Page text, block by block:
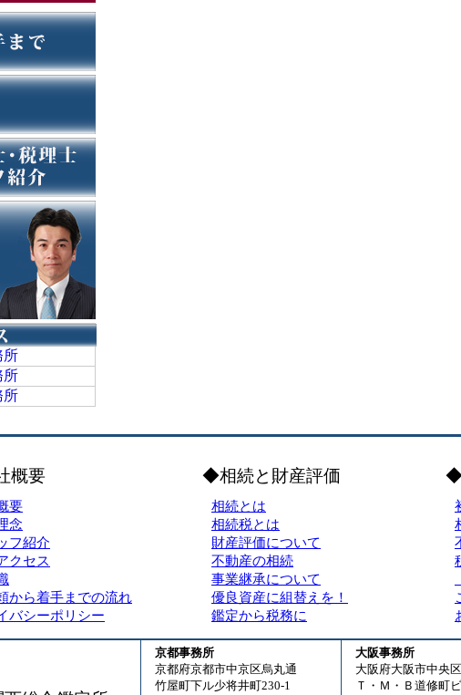
所
所
所
概要
要
念
フ紹介
クセス
から着手までの流れ
バシーポリシー
◆相続と財産評価
相続とは
相続税とは
財産評価について
不動産の相続
事業継承について
優良資産に組替えを！
鑑定から税務に
◆
京都事務所
京都府京都市中京区烏丸通
竹屋町下ル少将井町230-1
大阪事務所
大阪府大阪市中央
Ｔ・Ｍ・Ｂ道修町